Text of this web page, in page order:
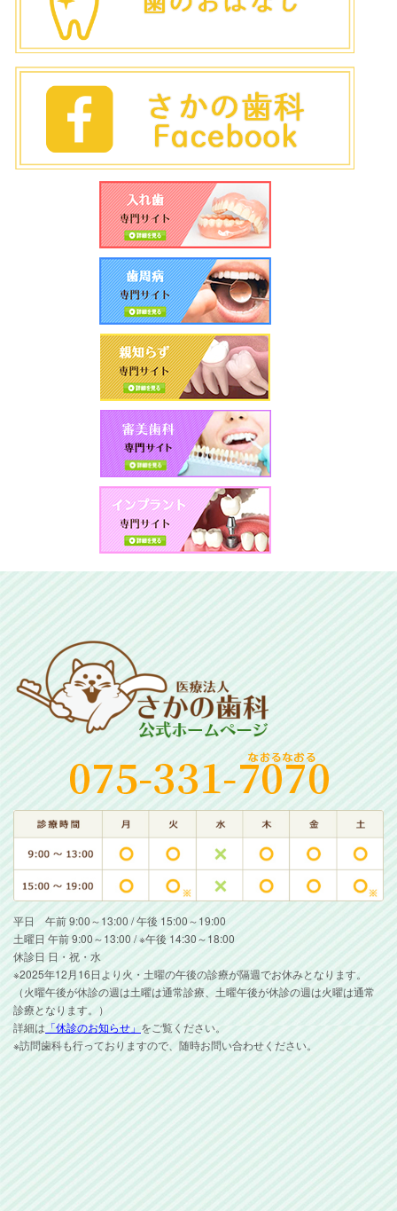
平日 午前 9:00～13:00 / 午後 15:00～19:00
土曜日 午前 9:00～13:00 / ※午後 14:30～18:00
休診日 日・祝・水
※2025年12月16日より火・土曜の午後の診療が隔週でお休みとなります。
（火曜午後が休診の週は土曜は通常診療、土曜午後が休診の週は火曜は通常
診療となります。）
詳細は 「休診のお知らせ」 をご覧ください。
※訪問歯科も行っておりますので、随時お問い合わせください。